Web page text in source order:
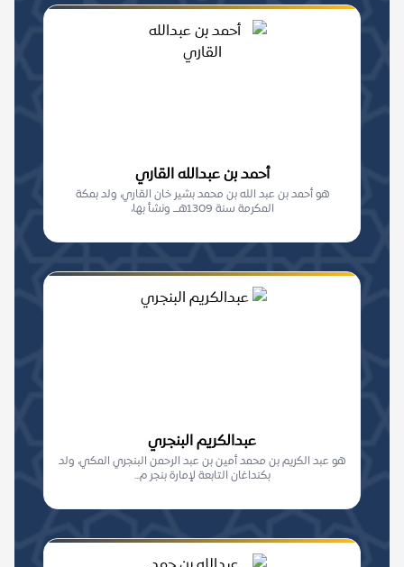
أحمد بن عبدالله القاري
هو أحمد بن عبد الله بن محمد بشير خان القاري، ولد بمكة
المكرمة سنة 1309هـــ ونشأ بها،
عبدالكريم البنجري
هو عبد الكريم بن محمد أمين بن عبد الرحمن البنجري المكي، ولد
بكنداغان التابعة لإمارة بنجر م...